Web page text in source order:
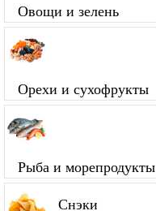
Овощи и зелень
Орехи и сухофрукты
Рыба и морепродукты
Снэки